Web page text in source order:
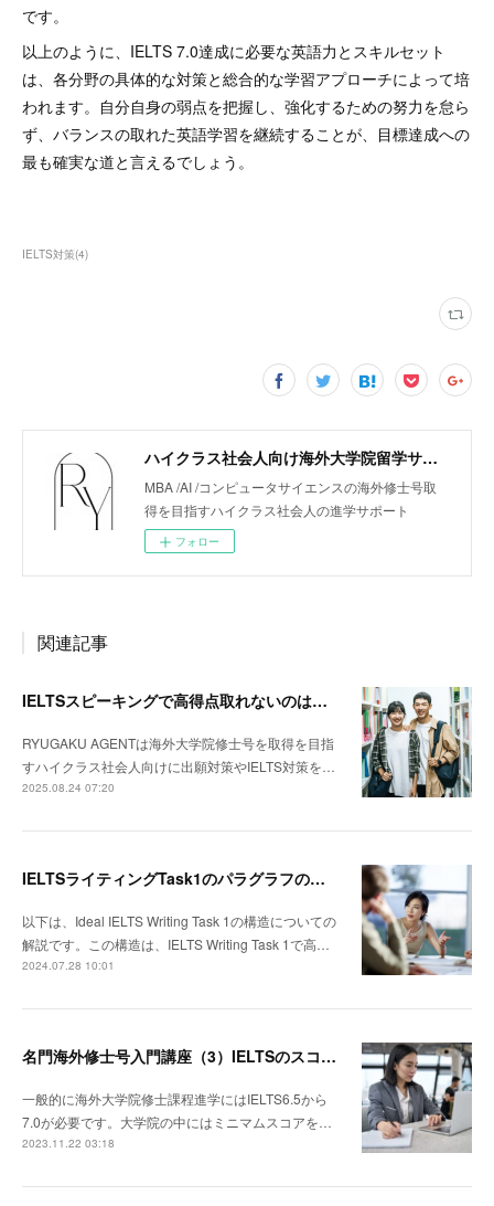
です。
以上のように、IELTS 7.0達成に必要な英語力とスキルセット
は、各分野の具体的な対策と総合的な学習アプローチによって培
われます。自分自身の弱点を把握し、強化するための努力を怠ら
ず、バランスの取れた英語学習を継続することが、目標達成への
最も確実な道と言えるでしょう。
IELTS対策(4)
ハイクラス社会人向け海外大学院留学サポート「リューガクエージェント」
MBA /AI /コンピュータサイエンスの海外修士号取
得を目指すハイクラス社会人の進学サポート
フォロー
関連記事
IELTSスピーキングで高得点取れないのは「語彙不足、モデルアンサー不足、反復不足」だからです
RYUGAKU AGENTは海外大学院修士号を取得を目指
すハイクラス社会人向けに出願対策やIELTS対策を…
2025.08.24 07:20
IELTSライティングTask1のパラグラフの理想的な構成は
以下は、Ideal IELTS Writing Task 1の構造についての
解説です。この構造は、IELTS Writing Task 1で高…
2024.07.28 10:01
名門海外修士号入門講座（3）IELTSのスコアメイク方法
一般的に海外大学院修士課程進学にはIELTS6.5から
7.0が必要です。大学院の中にはミニマムスコアを…
2023.11.22 03:18